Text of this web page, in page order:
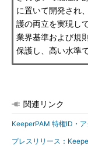
に置いて開発され
護の両立を実現し
業界基準および規
保護し、高い水準
関連リンク
KeeperPAM 特権ID・
プレスリリース：